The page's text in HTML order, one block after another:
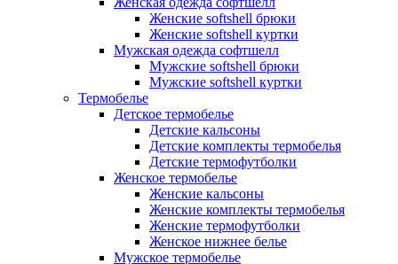
Женские softshell брюки
Женские softshell куртки
Мужская одежда софтшелл
Мужские softshell брюки
Мужские softshell куртки
Термобелье
Детское термобелье
Детские кальсоны
Детские комплекты термобелья
Детские термофутболки
Женское термобелье
Женские кальсоны
Женские комплекты термобелья
Женские термофутболки
Женское нижнее белье
Мужское термобелье